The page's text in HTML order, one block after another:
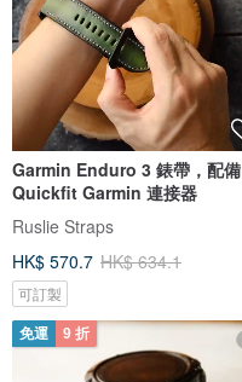
Garmin Enduro 3 錶帶，配備
Quickfit Garmin 連接器
Ruslie Straps
HK$ 570.7 HK$ 634.1
可訂製
免運 9 折